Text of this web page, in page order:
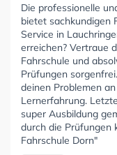
Die professionelle
bietet sachkundigen
Service in
erreichen? Vertraue
Fahrschule und
Prüfungen
deinen Problemen
Lernerfahrung.
super Ausbildung
durch die Prüfungen
Fahrschule Dorn"